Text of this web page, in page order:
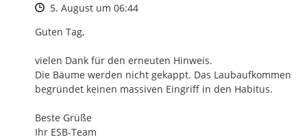
Zeitpunkt des Erstellens
5. August um 06:44
Guten Tag,
vielen Dank für den erneuten Hinweis.
Die Bäume werden nicht gekappt. Das Laubaufkommen
begründet keinen massiven Eingriff in den Habitus.
Beste Grüße
Ihr ESB-Team